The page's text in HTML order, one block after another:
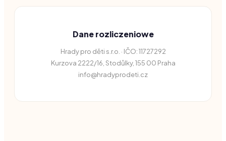
Dane rozliczeniowe
Hrady pro děti s.r.o. · IČO: 11727292
Kurzova 2222/16, Stodůlky, 155 00 Praha
info@hradyprodeti.cz